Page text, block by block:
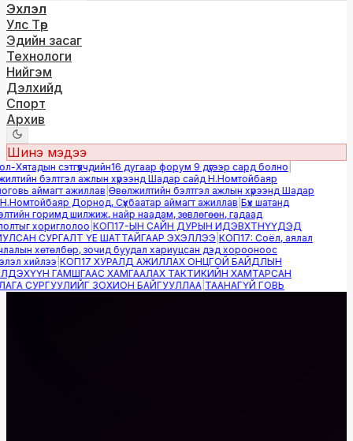
Эхлэл
Улс Төр
Эдийн засаг
Технологи
Нийгэм
Дэлхийд
Спорт
Архив
Шинэ мэдээ
сэтгүүлчдийн16 дугаар форум 9 дүгээр сард болно|
бэлтгэл ажлын хүрээнд Шадар сайд Н.Номтойбаяр
аймагт ажиллав|Өвөлжилтийн бэлтгэл ажлын хүрээнд Шадар
Дорнод, Сүхбаатар аймагт ажиллав|Бүх шатанд
горимд шилжиж, найр наадам, зөвлөгөөн, гадаад
хориглолоо|КОП17-ЫН САЙН ДУРЫН ИДЭВХТНҮҮДЭД
СУРГАЛТ ҮЕ ШАТТАЙГААР ЭХЭЛЛЭЭ|КОП17: Соёл, аялал
хөтөлбөр, зочид буудал хариуцсан дэд хорооноос
хийлээ|КОП17 ХУРАЛД АЖИЛЛАХ ОНЦГОЙ БАЙДЛЫН
ГАМШГААС ХАМГААЛАХ ТАКТИКИЙН ХАМТАРСАН
СУРГУУЛИЙГ ЗОХИОН БАЙГУУЛЛАА|ТААНАГҮЙ ГОВЬ